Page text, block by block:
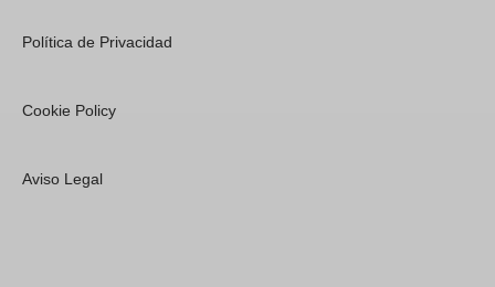
Política de Privacidad
Cookie Policy
Aviso Legal